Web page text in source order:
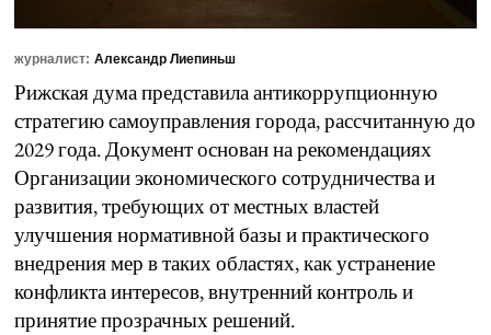
журналист: Александр Лиепиньш
Рижская дума представила антикоррупционную
стратегию самоуправления города, рассчитанную до
2029 года. Документ основан на рекомендациях
Организации экономического сотрудничества и
развития, требующих от местных властей
улучшения нормативной базы и практического
внедрения мер в таких областях, как устранение
конфликта интересов, внутренний контроль и
принятие прозрачных решений.